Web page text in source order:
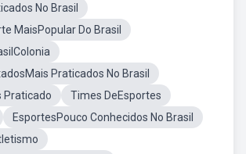
No Brasil
MaisPopular Do Brasil
Praticados No Brasil
Praticado
Times DeEsportes
EsportesPouco Conhecidos No Brasil